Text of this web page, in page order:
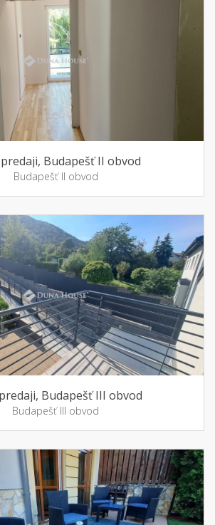
Budapešť II obvod
Budapešť II obvod
Budapešť III obvod
Budapešť III obvod